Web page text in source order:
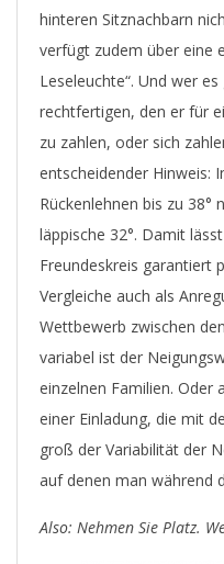
hinteren Sitznachbarn
verfügt zudem über eine
Leseleuchte“. Und wer
rechtfertigen, den er für
zu zahlen, oder sich
entscheidender Hinweis:
Rückenlehnen bis zu 38°
läppische 32°. Damit
Freundeskreis garantiert
Vergleiche auch als
Wettbewerb zwischen
variabel ist der
einzelnen Familien. Oder
einer Einladung, die mit
groß der Variabilität der
auf denen man während
Also: Nehmen Sie Platz.